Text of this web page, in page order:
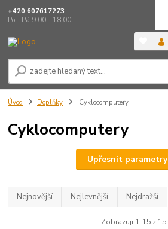
+420 607617273
Po - Pá 9.00 - 18.00
Úvod Doplňky Cyklocomputery
Cyklocomputery
Upřesnit parametry
Nejnovější Nejlevnější Nejdražší
Zobrazuji 1-15 z 15